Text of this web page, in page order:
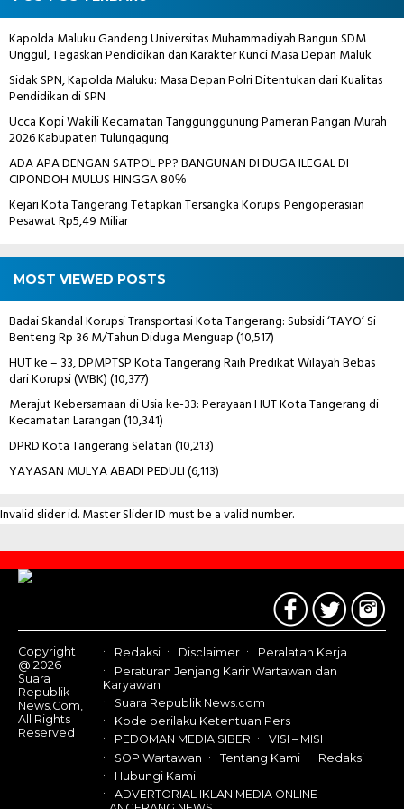
Kapolda Maluku Gandeng Universitas Muhammadiyah Bangun SDM
Unggul, Tegaskan Pendidikan dan Karakter Kunci Masa Depan Maluk
Sidak SPN, Kapolda Maluku: Masa Depan Polri Ditentukan dari Kualitas
Pendidikan di SPN
Ucca Kopi Wakili Kecamatan Tanggunggunung Pameran Pangan Murah
2026 Kabupaten Tulungagung
ADA APA DENGAN SATPOL PP? BANGUNAN DI DUGA ILEGAL DI
CIPONDOH MULUS HINGGA 80℅
Kejari Kota Tangerang Tetapkan Tersangka Korupsi Pengoperasian
Pesawat Rp5,49 Miliar
MOST VIEWED POSTS
Badai Skandal Korupsi Transportasi Kota Tangerang: Subsidi ‘TAYO’ Si
Benteng Rp 36 M/Tahun Diduga Menguap(10,517)
HUT ke – 33, DPMPTSP Kota Tangerang Raih Predikat Wilayah Bebas
dari Korupsi (WBK)(10,377)
Merajut Kebersamaan di Usia ke-33: Perayaan HUT Kota Tangerang di
Kecamatan Larangan(10,341)
DPRD Kota Tangerang Selatan(10,213)
YAYASAN MULYA ABADI PEDULI(6,113)
Invalid slider id. Master Slider ID must be a valid number.
Contact
Us
Copyright
@ 2026
Suara
Republik
News.Com,
All Rights
Reserved
Redaksi Disclaimer
Peralatan Kerja
Peraturan Jenjang Karir Wartawan dan
Karyawan
Suara Republik News.com
Kode perilaku Ketentuan Pers
PEDOMAN MEDIA SIBER
VISI – MISI
SOP Wartawan
Tentang Kami
Redaksi
Hubungi Kami
ADVERTORIAL IKLAN MEDIA ONLINE